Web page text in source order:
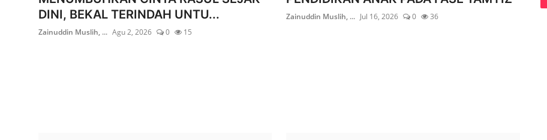
DINI, BEKAL TERINDAH UNTU...
Zainuddin Muslih, ... Agu 2, 2026 0 15
Zainuddin Muslih, ... Jul 16, 2026 0 36